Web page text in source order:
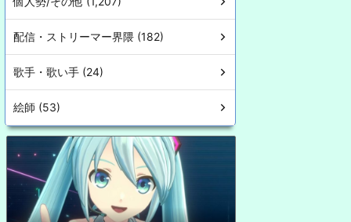
配信・ストリーマー界隈 (182)
歌手・歌い手 (24)
絵師 (53)